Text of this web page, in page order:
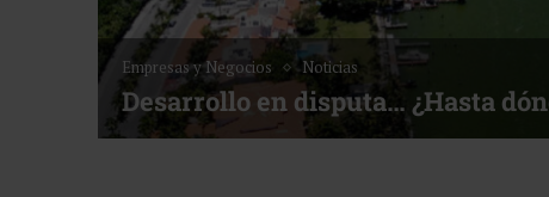
Noticias
Bottega, un viaje servido a la mesa